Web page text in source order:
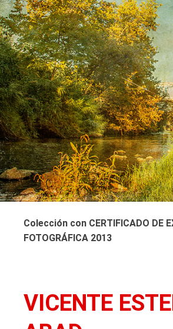
Colección con CERTIFICADO DE
FOTOGRÁFICA 2013
VICENTE